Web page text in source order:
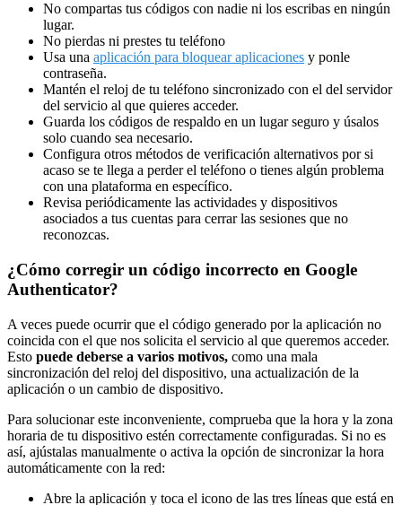
No compartas tus códigos con nadie ni los escribas en ningún
lugar.
No pierdas ni prestes tu teléfono
Usa una aplicación para bloquear aplicaciones y ponle
contraseña.
Mantén el reloj de tu teléfono sincronizado con el del servidor
del servicio al que quieres acceder.
Guarda los códigos de respaldo en un lugar seguro y úsalos
solo cuando sea necesario.
Configura otros métodos de verificación alternativos por si
acaso se te llega a perder el teléfono o tienes algún problema
con una plataforma en específico.
Revisa periódicamente las actividades y dispositivos
asociados a tus cuentas para cerrar las sesiones que no
reconozcas.
¿Cómo corregir un código incorrecto en Google
Authenticator?
A veces puede ocurrir que el código generado por la aplicación no
coincida con el que nos solicita el servicio al que queremos acceder.
Esto puede deberse a varios motivos, como una mala
sincronización del reloj del dispositivo, una actualización de la
aplicación o un cambio de dispositivo.
Para solucionar este inconveniente, comprueba que la hora y la zona
horaria de tu dispositivo estén correctamente configuradas. Si no es
así, ajústalas manualmente o activa la opción de sincronizar la hora
automáticamente con la red:
Abre la aplicación y toca el icono de las tres líneas que está en